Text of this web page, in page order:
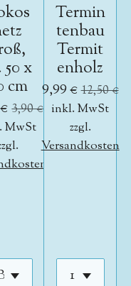
50 x
cm
3,90 €
MwSt
Termin
tenbau
Termit
enholz
9,99 €12,50 €
inkl. MwSt
zzgl.
Versandkosten